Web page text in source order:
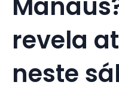
revela
neste